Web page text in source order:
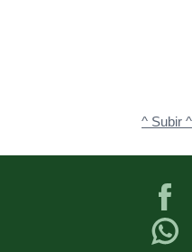
^ Subir ^